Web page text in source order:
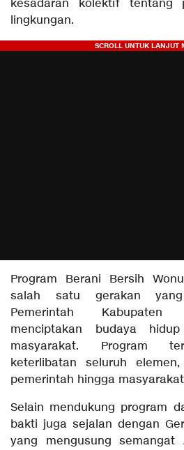
kesadaran kolektif tentang
lingkungan.
Program Berani Bersih
salah satu gerakan
Pemerintah
menciptakan budaya
masyarakat. Program
keterlibatan seluruh
pemerintah hingga
Selain mendukung program
bakti juga sejalan dengan
yang mengusung semangat